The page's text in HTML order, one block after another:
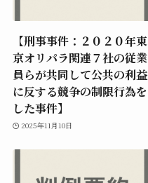
【刑事事件：２０２０年東
京オリパラ関連７社の従業
員らが共同して公共の利益
に反する競争の制限行為を
した事件】
2025年11月10日